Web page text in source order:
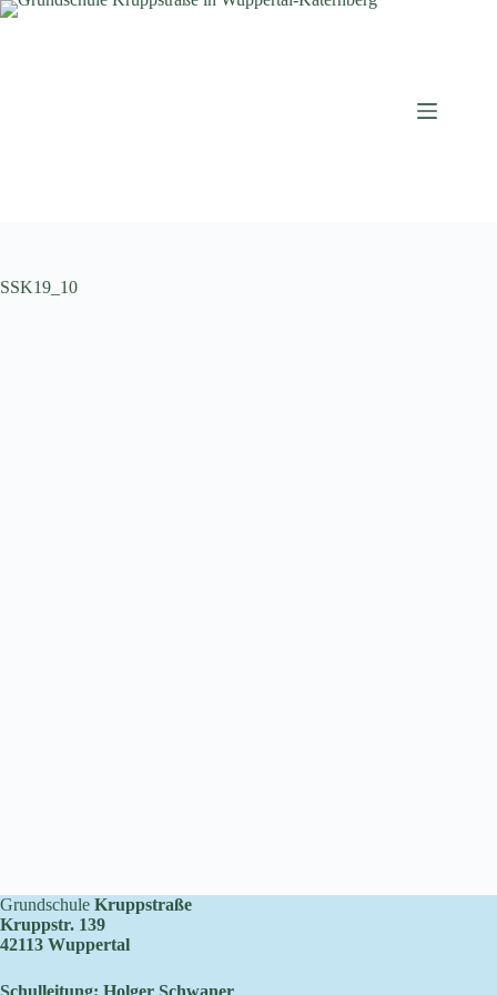
Zum
SSK19_10
Grundschule Kruppstraße
Kruppstr. 139
42113 Wuppertal
Schulleitung: Holger Schwaner